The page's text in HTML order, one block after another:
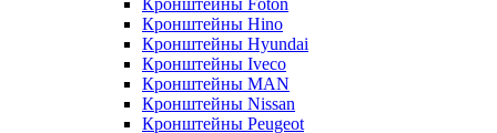
Кронштейны Foton
Кронштейны Hino
Кронштейны Hyundai
Кронштейны Iveco
Кронштейны MAN
Кронштейны Nissan
Кронштейны Peugeot